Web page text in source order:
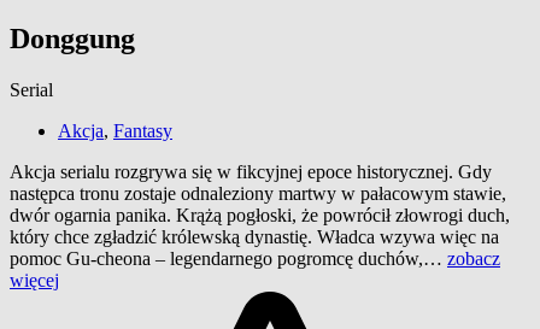
Donggung
Serial
Akcja, Fantasy
Akcja serialu rozgrywa się w fikcyjnej epoce historycznej. Gdy
następca tronu zostaje odnaleziony martwy w pałacowym stawie,
dwór ogarnia panika. Krążą pogłoski, że powrócił złowrogi duch,
który chce zgładzić królewską dynastię. Władca wzywa więc na
pomoc Gu-cheona – legendarnego pogromcę duchów,… zobacz
więcej